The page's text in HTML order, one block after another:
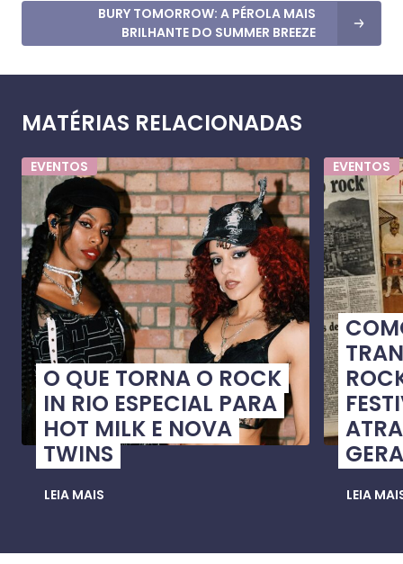
BURY TOMORROW: A PÉROLA MAIS
BRILHANTE DO SUMMER BREEZE
MATÉRIAS RELACIONADAS
EVENTOS
O QUE TORNA O ROCK
IN RIO ESPECIAL PARA
HOT MILK E NOVA
TWINS
LEIA MAIS
EVENTOS
LEIA